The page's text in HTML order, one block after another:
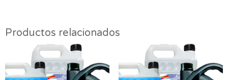
Productos relacionados